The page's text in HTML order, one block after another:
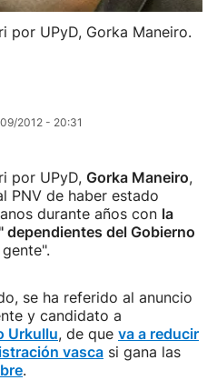
por UPyD, Gorka Maneiro.
2012 - 20:31
por UPyD, Gorka Maneiro,
PNV de haber estado
durante años con la
del Gobierno
se ha referido al anuncio
y candidato a
Urkullu, de que va a reducir
vasca si gana las
.